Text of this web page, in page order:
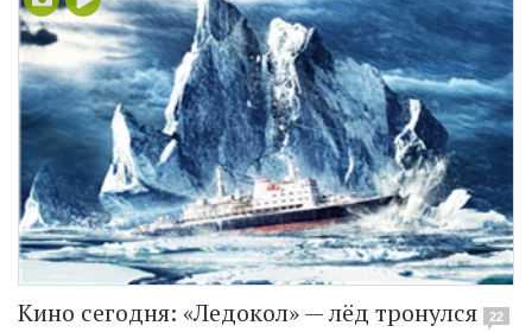
Кино сегодня: «Ледокол» — лёд тронулся 22